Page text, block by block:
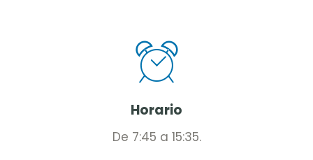
Horario
De 7:45 a 15:35.